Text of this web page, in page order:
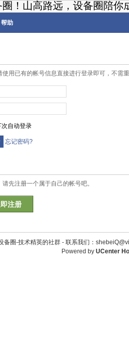
！山高路远，设备圈陪你
帮助
用已有的帐号信息直接进行登录即可，不需
次自动登录
忘记密码?
先注册一个属于自己的帐号吧。
注册
备圈-技术精英的社群 - 联系我们：
Powered by UCenter